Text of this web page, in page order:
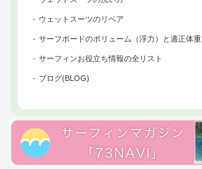
ウェットスーツのリペア
サーフボードのボリューム（浮力）と適正体重
サーフィンお役立ち情報の全リスト
ブログ(BLOG)